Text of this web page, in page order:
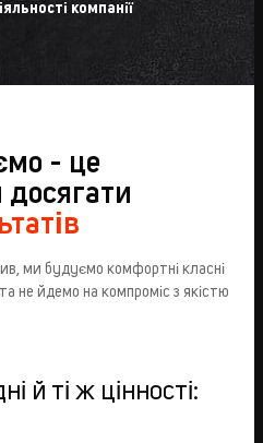
компанії
- це
ми будуємо комфортні класні
не йдемо на компроміс з якістю
й ті ж цінності: